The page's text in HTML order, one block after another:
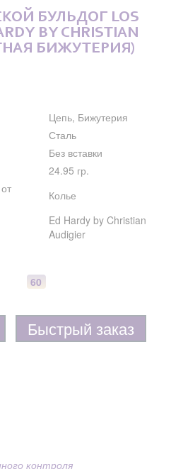
БУЛЬДОГ LOS
BY CHRISTIAN
БИЖУТЕРИЯ)
Цепь, Бижутерия
Сталь
Без вставки
24.95 гр.
Колье
Ed Hardy by Christian
Audigier
60
Быстрый заказ
контроля